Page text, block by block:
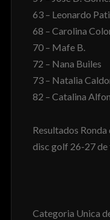
63 – Leonardo
68 – Carolina
70 – Mafe B.
72 – Nana Builes
73 – Natalia
82 – Catalina
Resultados
disc golf 26-27
Categoria Unica